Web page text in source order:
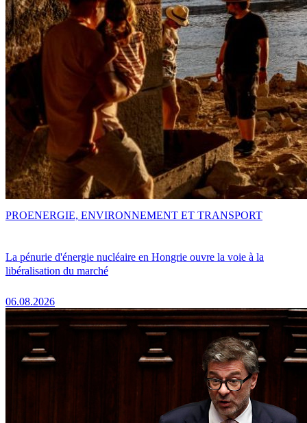
La pénurie d'énergie nucléaire en Hongrie ouvre la voie à la
libéralisation du marché
06.08.2026
PROENERGIE, ENVIRONNEMENT ET TRANSPORT